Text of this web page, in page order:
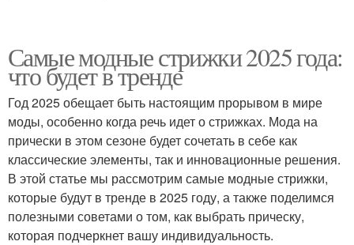
Самые модные стрижки 2025 года:
что будет в тренде
Год 2025 обещает быть настоящим прорывом в мире
моды, особенно когда речь идет о стрижках. Мода на
прически в этом сезоне будет сочетать в себе как
классические элементы, так и инновационные решения.
В этой статье мы рассмотрим самые модные стрижки,
которые будут в тренде в 2025 году, а также поделимся
полезными советами о том, как выбрать прическу,
которая подчеркнет вашу индивидуальность.